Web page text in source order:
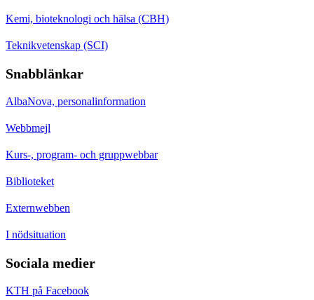
Kemi, bioteknologi och hälsa (CBH)
Teknikvetenskap (SCI)
Snabblänkar
AlbaNova, personalinformation
Webbmejl
Kurs-, program- och gruppwebbar
Biblioteket
Externwebben
I nödsituation
Sociala medier
KTH på Facebook